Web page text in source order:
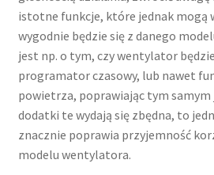
istotne funkcje, które jednak mogą
wygodnie będzie się z danego
jest np. o tym, czy wentylator
programator czasowy, lub nawet
powietrza, poprawiając tym samym
dodatki te wydają się zbędna, to
znacznie poprawia przyjemność
modelu wentylatora.